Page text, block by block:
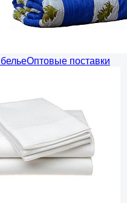
Оптовые поставки